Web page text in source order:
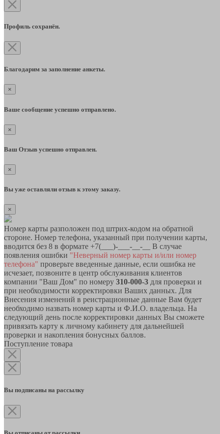
Профиль сохранён.
Благодарим за заполнение анкеты.
×
Ваше сообщение успешно отправлено.
×
Ваш Отзыв успешно отправлен.
×
Вы уже оставляли отзыв к этому заказу.
×
Номер карты разположен под штрих-кодом на обратной
стороне. Номер телефона, указанный при получении карты,
вводится без 8 в формате +7(___)-___-__-__ В случае
появления ошибки "Неверный номер карты и/или номер
телефона" проверьте введенные данные, если ошибка не
исчезает, позвоните в центр обслуживания клиентов
компании "Ваш Дом" по номеру 310-000-3 для проверки и
при необходимости корректировки Ваших данных. Для
Внесения изменений в реистрационные данные Вам будет
необходимо назвать номер карты и Ф.И.О. владельца. На
следующий день после корректировки данных Вы сможете
привязать карту к личному кабинету для дальнейшей
проверки и накопления бонусных баллов.
Поступление товара
Вы подписаны на рассылку